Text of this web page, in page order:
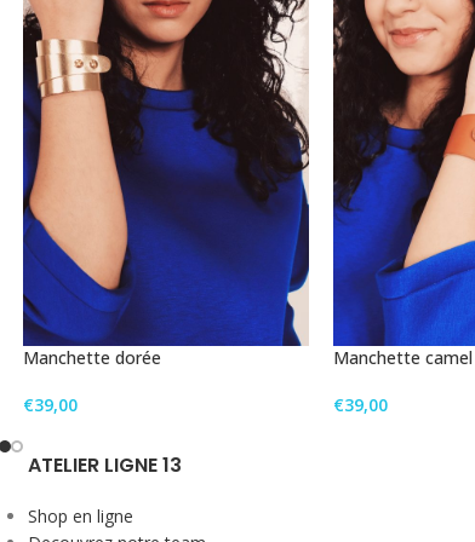
Manchette dorée
€39,00
Manchette camel
€39,00
ATELIER LIGNE 13
Shop en ligne